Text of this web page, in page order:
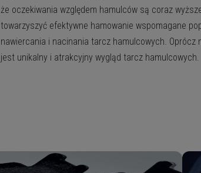
że oczekiwania względem hamulców są coraz
towarzyszyć efektywne hamowanie wspomagane
nawiercania i nacinania tarcz hamulcowych.
jest unikalny i atrakcyjny wygląd tarcz hamulcowych.